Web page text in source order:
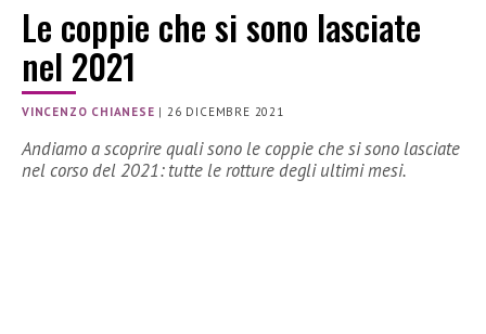
Le coppie che si sono lasciate
nel 2021
VINCENZO CHIANESE |26 DICEMBRE 2021
Andiamo a scoprire quali sono le coppie che si sono lasciate
nel corso del 2021: tutte le rotture degli ultimi mesi.